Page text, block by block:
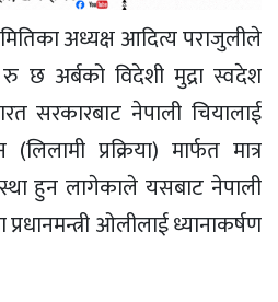
अध्यक्ष आदित्य पराजुलीले
रु छ अर्बको विदेशी मुद्रा स्वदेश
सरकारबाट नेपाली चियालाई
प्रक्रिया) मार्फत मात्र
हुन लागेकाले यसबाट नेपाली
प्रधानमन्त्री ओलीलाई ध्यानाकर्षण